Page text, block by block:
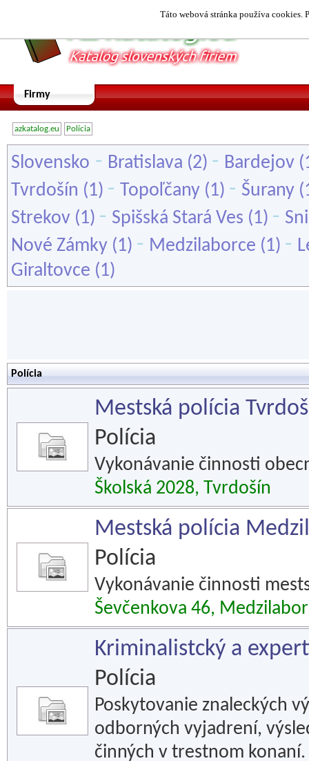
Táto webová stránka používa cookies.
Firmy
azkatalog.eu Polícia
Slovensko - Bratislava (2) - Bardejov
Tvrdošín (1) - Topoľčany (1) - Šurany
Strekov (1) - Spišská Stará Ves (1) -
Nové Zámky (1) - Medzilaborce (1) -
Giraltovce (1)
Polícia
Mestská polícia
Polícia
Vykonávanie činnosti
Školská 2028, Tvrdošín
Mestská polícia
Polícia
Vykonávanie činnosti
Ševčenkova 46,
Kriminalistcký a
Polícia
Poskytovanie znaleckých
odborných vyjadrení,
činných v trestnom konaní.